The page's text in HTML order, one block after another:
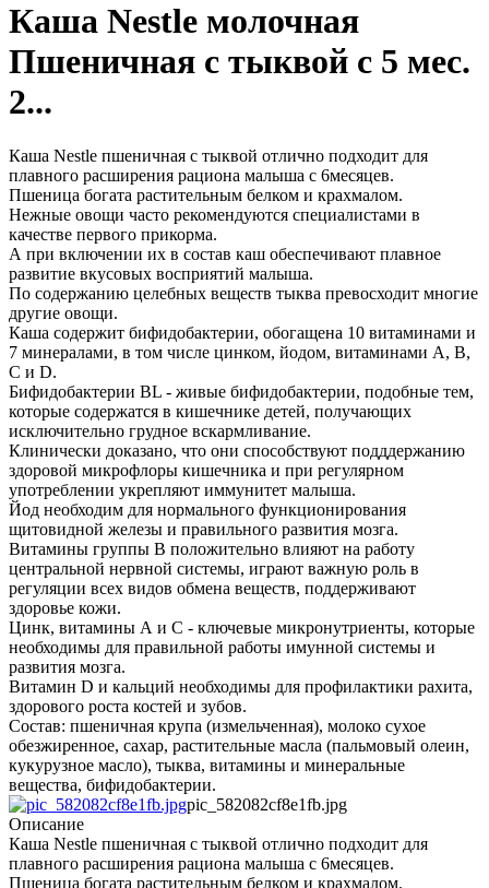
Каша Nestle молочная
Пшеничная с тыквой с 5 мес.
2...
Каша Nestle пшеничная с тыквой отлично подходит для
плавного расширения рациона малыша с 6месяцев.
Пшеница богата растительным белком и крахмалом.
Нежные овощи часто рекомендуются специалистами в
качестве первого прикорма.
А при включении их в состав каш обеспечивают плавное
развитие вкусовых восприятий малыша.
По содержанию целебных веществ тыква превосходит многие
другие овощи.
Каша содержит бифидобактерии, обогащена 10 витаминами и
7 минералами, в том числе цинком, йодом, витаминами А, В,
С и D.
Бифидобактерии BL - живые бифидобактерии, подобные тем,
которые содержатся в кишечнике детей, получающих
исключительно грудное вскармливание.
Клинически доказано, что они способствуют подддержанию
здоровой микрофлоры кишечника и при регулярном
употреблении укрепляют иммунитет малыша.
Йод необходим для нормального функционирования
щитовидной железы и правильного развития мозга.
Витамины группы В положительно влияют на работу
центральной нервной системы, играют важную роль в
регуляции всех видов обмена веществ, поддерживают
здоровье кожи.
Цинк, витамины А и С - ключевые микронутриенты, которые
необходимы для правильной работы имунной системы и
развития мозга.
Витамин D и кальций необходимы для профилактики рахита,
здорового роста костей и зубов.
Состав: пшеничная крупа (измельченная), молоко сухое
обезжиренное, сахар, растительные масла (пальмовый олеин,
кукурузное масло), тыква, витамины и минеральные
вещества, бифидобактерии.
pic_582082cf8e1fb.jpg
Описание
Каша Nestle пшеничная с тыквой отлично подходит для
плавного расширения рациона малыша с 6месяцев.
Пшеница богата растительным белком и крахмалом.